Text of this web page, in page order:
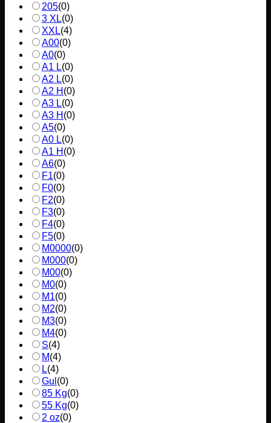
205(0)
3 XL(0)
XXL(4)
A00(0)
A0(0)
A1 L(0)
A2 L(0)
A2 H (0)
A3 L(0)
A3 H (0)
A5(0)
A0 L(0)
A1 H (0)
A6(0)
F1(0)
F0(0)
F2(0)
F3(0)
F4(0)
F5(0)
M0000(0)
M000(0)
M00(0)
M0(0)
M1(0)
M2(0)
M3(0)
M4(0)
S(4)
M(4)
L(4)
Gul (0)
85 Kg(0)
55 Kg(0)
2 oz(0)